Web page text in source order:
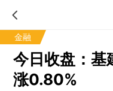
金融
今日收盘：基
涨0.80%